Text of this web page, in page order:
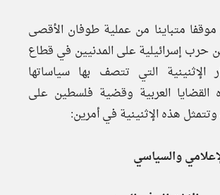
متباينا من عملية طوفان الأقصى
حرب إسرائيلية على المدنيين في قطاع
التي تتصف بها سياساتها
القضايا العربية وقضية فلسطين على
هذه الإثنينية في أمرين:
والسياسي